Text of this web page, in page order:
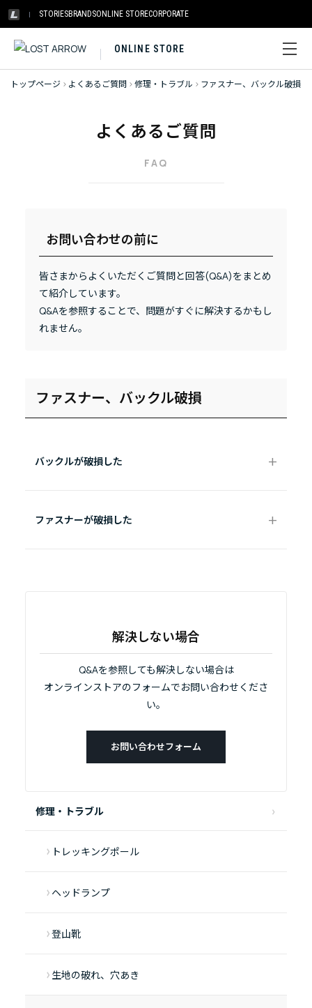
STORIESBRANDSONLINE STORECORPORATE
ONLINE STORE
トップページ > よくあるご質問 >修理・トラブル > ファスナー、バックル破損
よくあるご質問
FAQ
お問い合わせの前に
皆さまからよくいただくご質問と回答(Q&A)をまとめ
て紹介しています。
Q&Aを参照することで、問題がすぐに解決するかもし
れません。
ファスナー、バックル破損
バックルが破損した
ファスナーが破損した
解決しない場合
Q&Aを参照しても解決しない場合は
オンラインストアのフォームでお問い合わせくださ
い。
お問い合わせフォーム
修理・トラブル
トレッキングポール
ヘッドランプ
登山靴
生地の破れ、穴あき